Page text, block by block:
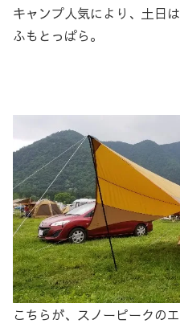
キャンプ人気により、土日
ふもとっぱら。
こちらが、スノーピークの